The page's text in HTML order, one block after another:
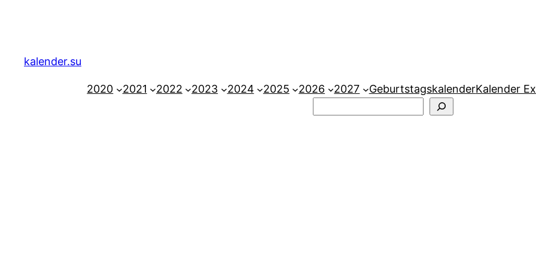
kalender.su
2020 2021 2022 2023 2024 2025 2026 2027 GeburtstagskalenderKalender